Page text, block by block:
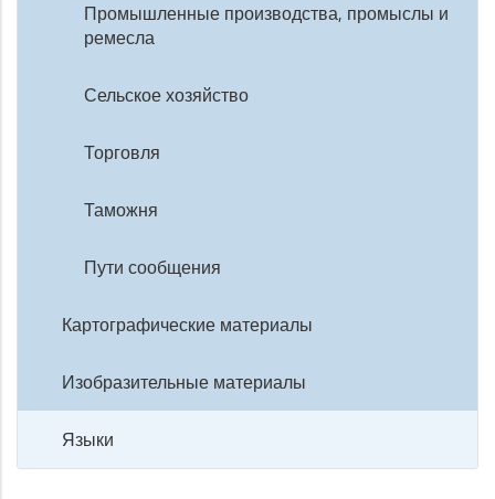
Промышленные производства, промыслы и
ремесла
Сельское хозяйство
Торговля
Таможня
Пути сообщения
Картографические материалы
Изобразительные материалы
Языки